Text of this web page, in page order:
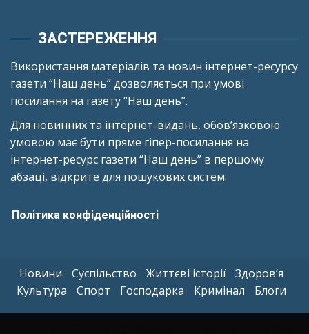
ЗАСТЕРЕЖЕННЯ
Використання матеріалів та новин інтернет-ресурсу
газети “Наш день” дозволяється при умові
посилання на газету “Наш день”.
Для новинних та інтернет-видань, обов’язковою
умовою має бути пряме гіпер-посилання на
інтернет-ресурс газети “Наш день” в першому
абзаці, відкрите для пошукових систем.
Політика конфіденційності
Новини Суспільство Життєві історії
Здоров’я
Культура
Спорт Господарка Кримінал Блоги